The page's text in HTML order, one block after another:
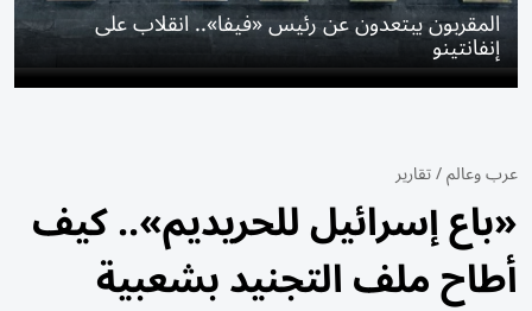
المقربون يبتعدون عن رئيس «فيفا».. انقلاب على
إنفانتينو
عرب وعالم/تقارير
«باع إسرائيل للحريديم».. كيف
أطاح ملف التجنيد بشعبية